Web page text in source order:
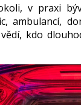
v praxi
ambulancí,
kdo